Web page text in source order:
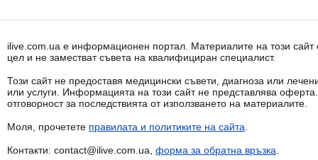
ilive.com.ua е информационен портал. Материалите на този
цел и не заместват съвета на квалифициран специалист.
Този сайт не предоставя медицински съвети, диагноза или
или услуги. Информацията на този сайт не представлява
отговорност за последствията от използването на материалите.
Моля, прочетете правилата и политиките на сайта
Контакти: contact@ilive.com.ua, форма за обратна връзка